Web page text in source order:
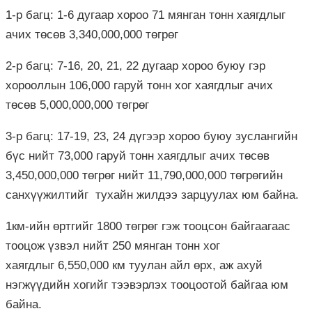
1-р багц: 1-6 дугаар хороо 71 мянган тонн хаягдлыг
ачих төсөв 3,340,000,000 төгрөг
2-р багц: 7-16, 20, 21, 22 дугаар хороо буюу гэр
хорооллын 106,000 гаруй тонн хог хаягдлыг ачих
төсөв 5,000,000,000 төгрөг
3-р багц: 17-19, 23, 24 дүгээр хороо буюу зуслангийн
бүс нийт 73,000 гаруй тонн хаягдлыг ачих төсөв
3,450,000,000 төгрөг нийт 11,790,000,000 төгрөгийн
санхүүжилтийг тухайн жилдээ зарцуулах юм байна.
1км-ийн өртгийг 1800 төгрөг гэж тооцсон байгаагаас
тооцож үзвэл нийт 250 мянган тонн хог
хаягдлыг 6,550,000 км туулан айл өрх, аж ахуй
нэгжүүдийн хогийг тээвэрлэх тооцоотой байгаа юм
байна.